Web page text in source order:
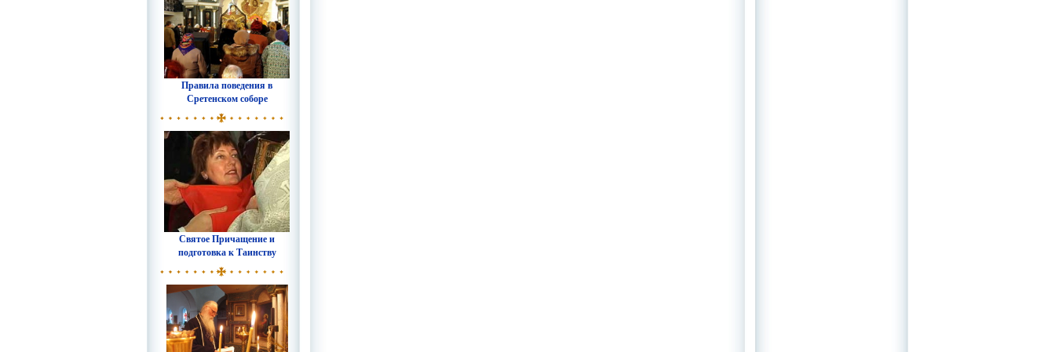
Правила поведения в
Сретенском соборе
Святое Причащение и
подготовка к Таинству